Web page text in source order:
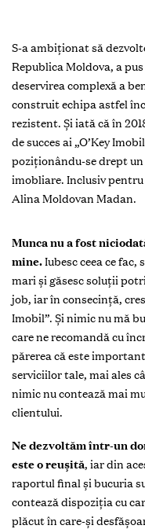
S-a ambiționat să
Republica Moldova, a
deservirea complexă a
construit echipa astfel
rezistent. Și iată că în
de succes ai „O’Key
poziționându-se drept
imobliare. Inclusiv pentru
Alina Moldovan Madan.
Munca nu a fost
mine.Iubesc ceea ce
mari și găsesc soluții
job, iar în consecință,
Imobil”. Și nimic nu mă
care ne recomandă cu
părerea că este
serviciilor tale, mai ales
nimic nu contează mai
clientului.
Ne dezvoltăm într-un
este o reușită, iar din
raportul final și bucuria
contează dispoziția cu
plăcut în care-și